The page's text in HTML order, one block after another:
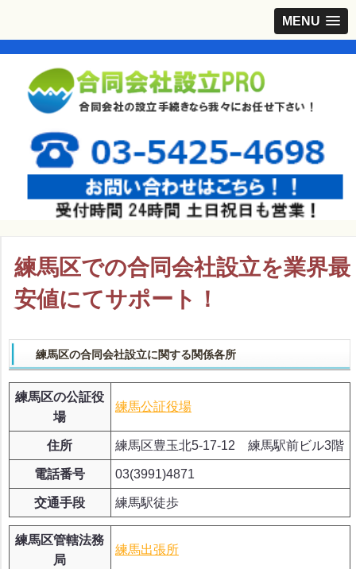
MENU
練馬区での合同会社設立を業界最
安値にてサポート！
練馬区の合同会社設立に関する関係各所
練馬区の公証役
場
練馬公証役場
住所 練馬区豊玉北5-17-12 練馬駅前ビル3階
電話番号 03(3991)4871
交通手段 練馬駅徒歩
練馬区管轄法務
局
練馬出張所